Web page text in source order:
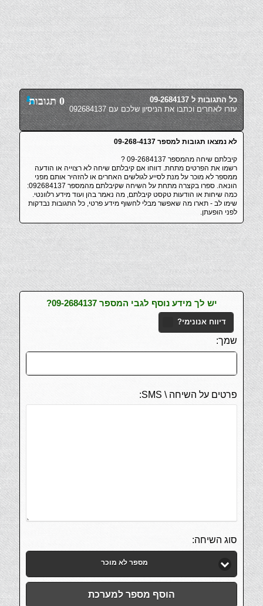
0 תגובות
כל התגובות ל 09-2684137
עזרו לאחרים וכתבו את הניסיון שלכם עם 092684137
לא נמצאו תגובות למספר 09-268-4137
קיבלתם שיחה מהמספר 09-2684137 ?
רשמו את הפרטים מתחת. דווחו אם קיבלתם שיחה לא רצוייה או הודעה
ממספר לא מוכר על מנת לסייע לגולשים האחרים או להזהיר אותם מפני
הונאה. ספרו בקצרה מתחת על השיחה שקיבלתם מהמספר 092684137:
כמה שיחות או הודעות טקסט קיבלתם, מה נאמר בהן ועוד מידע רלוונטי.
שימו לב - תארו מה שאפשר מבלי לחשוף מידע פרטי, כל התגובות נבדקות
לפני הופעתן.
יש לך מידע נוסף לגבי המספר 09-2684137?
דיווח אנונימי?
שמך:
פרטים על השיחה \ SMS:
סוג השיחה:
מספר לא מוכר
הוסף מספר למערכת